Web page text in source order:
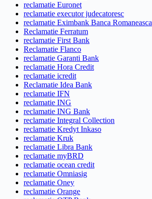
reclamatie Euronet
reclamatie executor judecatoresc
reclamatie Eximbank Banca Romaneasca
Reclamatie Ferratum
reclamatie First Bank
Reclamatie Flanco
reclamatie Garanti Bank
reclamatie Hora Credit
reclamatie icredit
Reclamatie Idea Bank
reclamatie IFN
reclamatie ING
reclamatie ING Bank
reclamatie Integral Collection
reclamatie Kredyt Inkaso
reclamatie Kruk
reclamatie Libra Bank
reclamatie myBRD
reclamatie ocean credit
reclamatie Omniasig
reclamatie Oney
reclamatie Orange